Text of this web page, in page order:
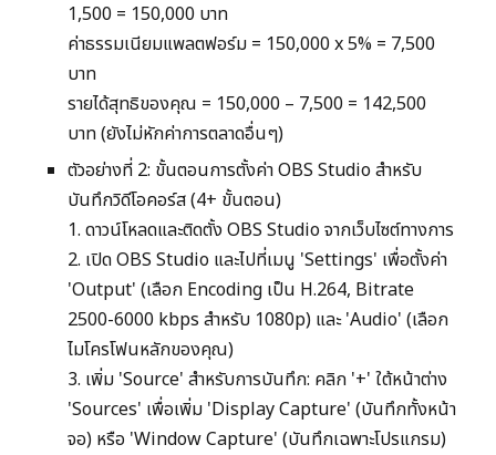
1,500 = 150,000 บาท
ค่าธรรมเนียมแพลตฟอร์ม = 150,000 x 5% = 7,500
บาท
รายได้สุทธิของคุณ = 150,000 – 7,500 = 142,500
บาท (ยังไม่หักค่าการตลาดอื่นๆ)
ตัวอย่างที่ 2: ขั้นตอนการตั้งค่า OBS Studio สำหรับ
บันทึกวิดีโอคอร์ส (4+ ขั้นตอน)
1. ดาวน์โหลดและติดตั้ง OBS Studio จากเว็บไซต์ทางการ
2. เปิด OBS Studio และไปที่เมนู 'Settings' เพื่อตั้งค่า
'Output' (เลือก Encoding เป็น H.264, Bitrate
2500-6000 kbps สำหรับ 1080p) และ 'Audio' (เลือก
ไมโครโฟนหลักของคุณ)
3. เพิ่ม 'Source' สำหรับการบันทึก: คลิก '+' ใต้หน้าต่าง
'Sources' เพื่อเพิ่ม 'Display Capture' (บันทึกทั้งหน้า
จอ) หรือ 'Window Capture' (บันทึกเฉพาะโปรแกรม)